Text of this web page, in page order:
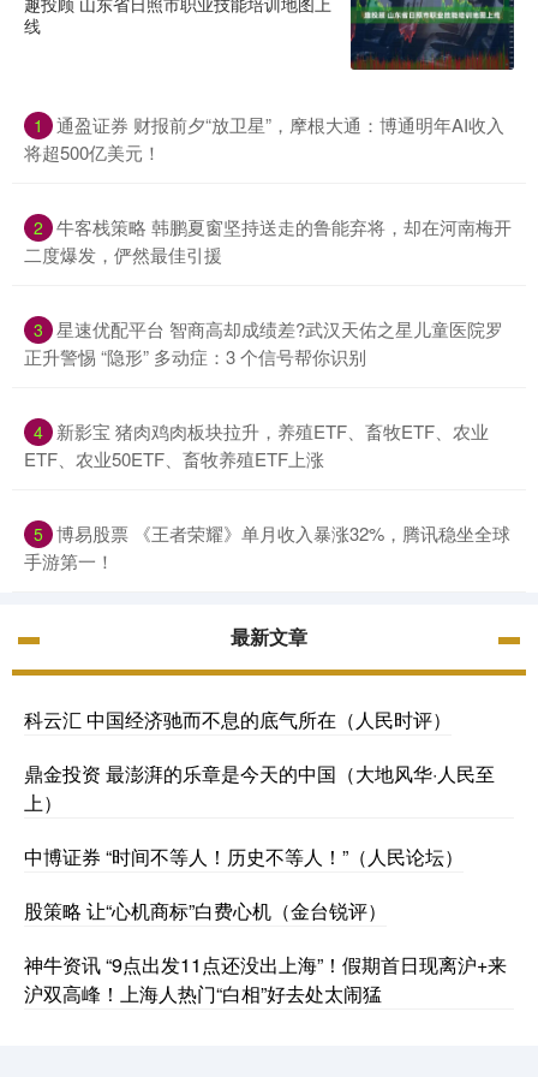
线
1
通盈证券 财报前夕“放卫星”，摩根大通：博通明年AI收入
将超500亿美元！
2 牛客栈策略 韩鹏夏窗坚持送走的鲁能弃将，却在河南梅开
二度爆发，俨然最佳引援
3 星速优配平台 智商高却成绩差?武汉天佑之星儿童医院罗
正升警惕 “隐形” 多动症：3 个信号帮你识别
4 新影宝 猪肉鸡肉板块拉升，养殖ETF、畜牧ETF、农业
ETF、农业50ETF、畜牧养殖ETF上涨
5 博易股票 《王者荣耀》单月收入暴涨32%，腾讯稳坐全球
手游第一！
最新文章
科云汇 中国经济驰而不息的底气所在（人民时评）
鼎金投资 最澎湃的乐章是今天的中国（大地风华·人民至
上）
中博证券 “时间不等人！历史不等人！”（人民论坛）
股策略 让“心机商标”白费心机（金台锐评）
神牛资讯 “9点出发11点还没出上海”！假期首日现离沪+来
沪双高峰！上海人热门“白相”好去处太闹猛